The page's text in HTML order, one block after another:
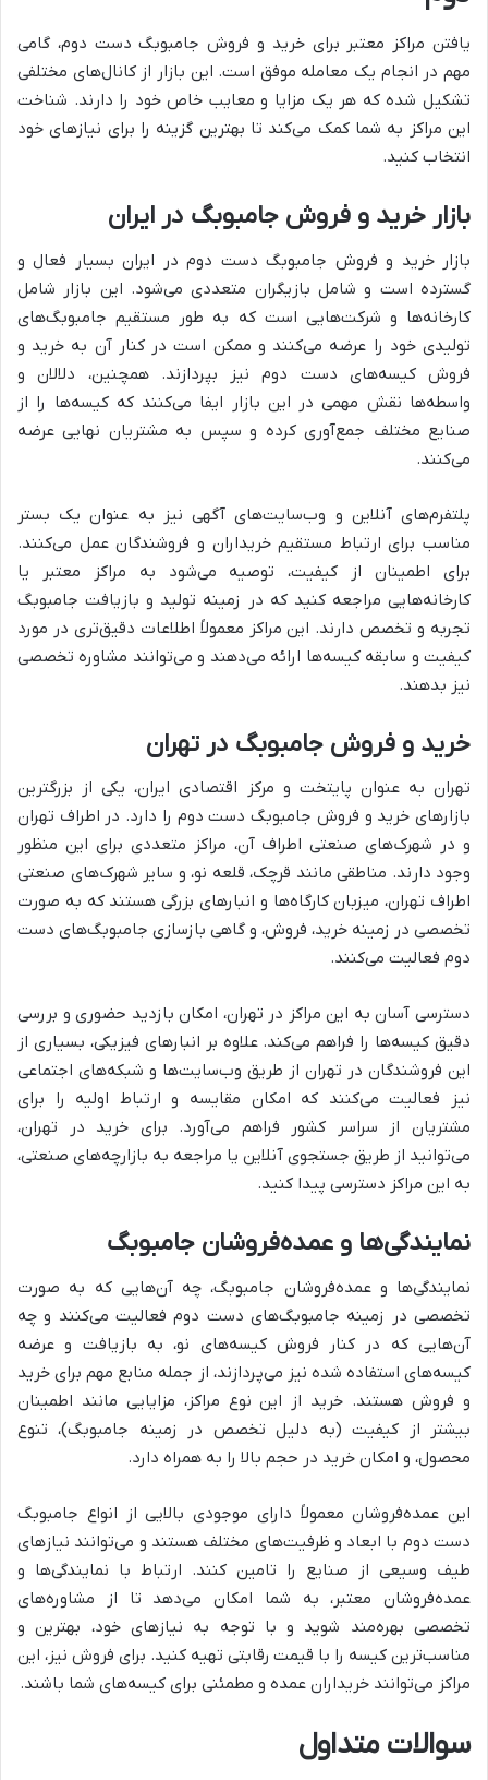
یافتن مراکز معتبر برای خرید و فروش جامبوبگ دست دوم، گامی
مهم در انجام یک معامله موفق است. این بازار از کانال‌های مختلفی
تشکیل شده که هر یک مزایا و معایب خاص خود را دارند. شناخت
این مراکز به شما کمک می‌کند تا بهترین گزینه را برای نیازهای خود
انتخاب کنید.
بازار خرید و فروش جامبوبگ در ایران
بازار خرید و فروش جامبوبگ دست دوم در ایران بسیار فعال و
گسترده است و شامل بازیگران متعددی می‌شود. این بازار شامل
کارخانه‌ها و شرکت‌هایی است که به طور مستقیم جامبوبگ‌های
تولیدی خود را عرضه می‌کنند و ممکن است در کنار آن به خرید و
فروش کیسه‌های دست دوم نیز بپردازند. همچنین، دلالان و
واسطه‌ها نقش مهمی در این بازار ایفا می‌کنند که کیسه‌ها را از
صنایع مختلف جمع‌آوری کرده و سپس به مشتریان نهایی عرضه
می‌کنند.
پلتفرم‌های آنلاین و وب‌سایت‌های آگهی نیز به عنوان یک بستر
مناسب برای ارتباط مستقیم خریداران و فروشندگان عمل می‌کنند.
برای اطمینان از کیفیت، توصیه می‌شود به مراکز معتبر یا
کارخانه‌هایی مراجعه کنید که در زمینه تولید و بازیافت جامبوبگ
تجربه و تخصص دارند. این مراکز معمولاً اطلاعات دقیق‌تری در مورد
کیفیت و سابقه کیسه‌ها ارائه می‌دهند و می‌توانند مشاوره تخصصی
نیز بدهند.
خرید و فروش جامبوبگ در تهران
تهران به عنوان پایتخت و مرکز اقتصادی ایران، یکی از بزرگترین
بازارهای خرید و فروش جامبوبگ دست دوم را دارد. در اطراف تهران
و در شهرک‌های صنعتی اطراف آن، مراکز متعددی برای این منظور
وجود دارند. مناطقی مانند قرچک، قلعه نو، و سایر شهرک‌های صنعتی
اطراف تهران، میزبان کارگاه‌ها و انبارهای بزرگی هستند که به صورت
تخصصی در زمینه خرید، فروش، و گاهی بازسازی جامبوبگ‌های دست
دوم فعالیت می‌کنند.
دسترسی آسان به این مراکز در تهران، امکان بازدید حضوری و بررسی
دقیق کیسه‌ها را فراهم می‌کند. علاوه بر انبارهای فیزیکی، بسیاری از
این فروشندگان در تهران از طریق وب‌سایت‌ها و شبکه‌های اجتماعی
نیز فعالیت می‌کنند که امکان مقایسه و ارتباط اولیه را برای
مشتریان از سراسر کشور فراهم می‌آورد. برای خرید در تهران،
می‌توانید از طریق جستجوی آنلاین یا مراجعه به بازارچه‌های صنعتی،
به این مراکز دسترسی پیدا کنید.
نمایندگی‌ها و عمده‌فروشان جامبوبگ
نمایندگی‌ها و عمده‌فروشان جامبوبگ، چه آن‌هایی که به صورت
تخصصی در زمینه جامبوبگ‌های دست دوم فعالیت می‌کنند و چه
آن‌هایی که در کنار فروش کیسه‌های نو، به بازیافت و عرضه
کیسه‌های استفاده شده نیز می‌پردازند، از جمله منابع مهم برای خرید
و فروش هستند. خرید از این نوع مراکز، مزایایی مانند اطمینان
بیشتر از کیفیت (به دلیل تخصص در زمینه جامبوبگ)، تنوع
محصول، و امکان خرید در حجم بالا را به همراه دارد.
این عمده‌فروشان معمولاً دارای موجودی بالایی از انواع جامبوبگ
دست دوم با ابعاد و ظرفیت‌های مختلف هستند و می‌توانند نیازهای
طیف وسیعی از صنایع را تامین کنند. ارتباط با نمایندگی‌ها و
عمده‌فروشان معتبر، به شما امکان می‌دهد تا از مشاوره‌های
تخصصی بهره‌مند شوید و با توجه به نیازهای خود، بهترین و
مناسب‌ترین کیسه را با قیمت رقابتی تهیه کنید. برای فروش نیز، این
مراکز می‌توانند خریداران عمده و مطمئنی برای کیسه‌های شما باشند.
سوالات متداول